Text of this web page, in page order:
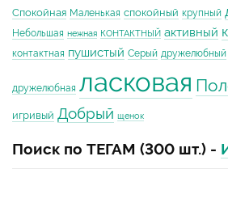
Спокойная Маленькая спокойный крупный
Небольшая нежная КОНТАКТНЫЙ активный
контактная пушистый Серый дружелюбный
дружелюбная ласковая
игривый Добрый щенок
Поиск по ТЕГАМ (300 шт.) -